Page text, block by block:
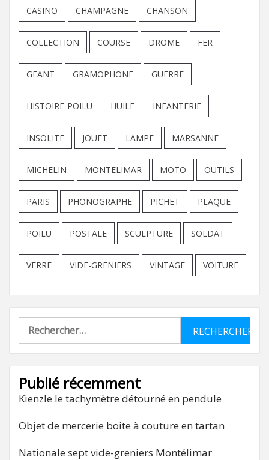
CASINO CHAMPAGNE CHANSON
COLLECTION COURSE DROME FER
GEANT GRAMOPHONE GUERRE
HISTOIRE-POILU HUILE INFANTERIE
INSOLITE JOUET LAMPE MARSANNE
MICHELIN MONTELIMAR MOTO OUTILS
PARIS PHONOGRAPHE PICHET PLAQUE
POILU POSTALE SCULPTURE SOLDAT
VERRE VIDE-GRENIERS VINTAGE VOITURE
Rechercher :
Publié récemment
Kienzle le tachymètre détourné en pendule
Objet de mercerie boite à couture en tartan
Nationale sept vide-greniers Montélimar